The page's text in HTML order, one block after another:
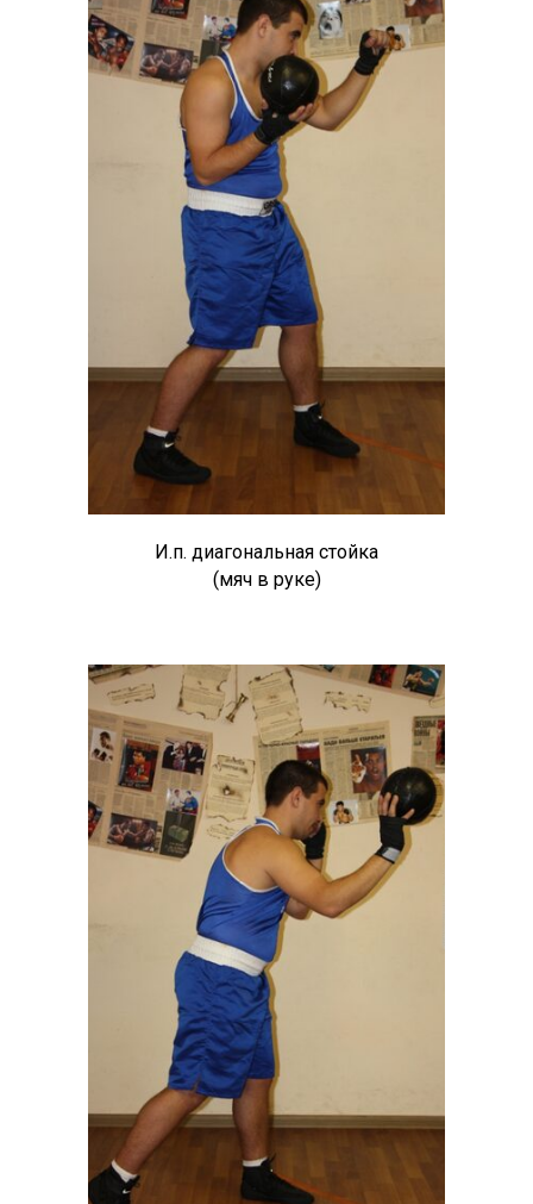
И.п. диагональная стойка
(мяч в руке)